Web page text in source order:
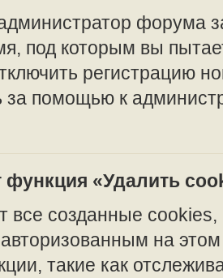
форума
под которым вы
регистрацию
за помощью к
функция «Удалить
все созданные
авторизованным на
такие как